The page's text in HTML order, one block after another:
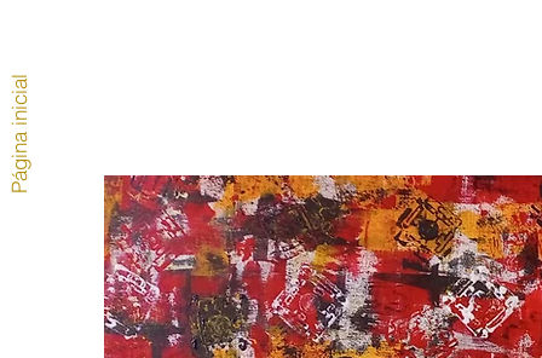
Página inicial